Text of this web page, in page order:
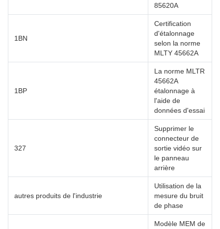
85620A
1BN
Certification
d'étalonnage
selon la norme
MLTY 45662A
1BP
La norme MLTR
45662A
étalonnage à
l'aide de
données d'essai
327
Supprimer le
connecteur de
sortie vidéo sur
le panneau
arrière
autres produits de l'industrie
Utilisation de la
mesure du bruit
de phase
Modèle MEM de